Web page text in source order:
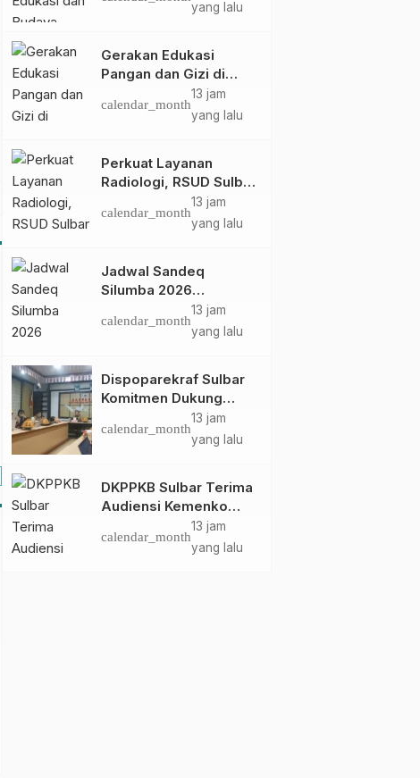
TMII
yang lalu
Gerakan Edukasi
Pangan dan Gizi di
Mamasa: Tingkatkan
Pengetahuan dan
calendar_month
13 jam
yang lalu
Perkuat Layanan
Radiologi, RSUD Sulbar
Sambut Kembali dr. Iis
Imelda, Sp.Rad
calendar_month
13 jam
yang lalu
Jadwal Sandeq
Silumba 2026
Dispoparekraf Sulbar
calendar_month
13 jam
yang lalu
Dispoparekraf Sulbar
Komitmen Dukung
Penyusunan RAD
TPB/SDGs Sulawesi
calendar_month
13 jam
yang lalu
DKPPKB Sulbar Terima
Audiensi Kemenko
Kumham Imipas RI,
Perkuat Pelayanan
calendar_month
13 jam
yang lalu